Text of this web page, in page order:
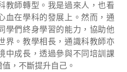
教師轉型。我是過來人，也看
血在學科的發展上。然而，通
學們終身學習的能力，協助他
界。教學相長，通識科教師亦
中成長，透過參與不同培訓課
，不斷提升自己。